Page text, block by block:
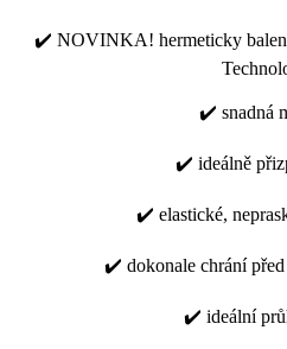
✔️ NOVINKA! hermeticky
✔️ snadná
✔️ ideálně
✔️ elastické,
✔️ dokonale chrání před
✔️ ideální